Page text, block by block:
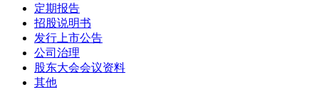
定期报告
招股说明书
发行上市公告
公司治理
股东大会会议资料
其他